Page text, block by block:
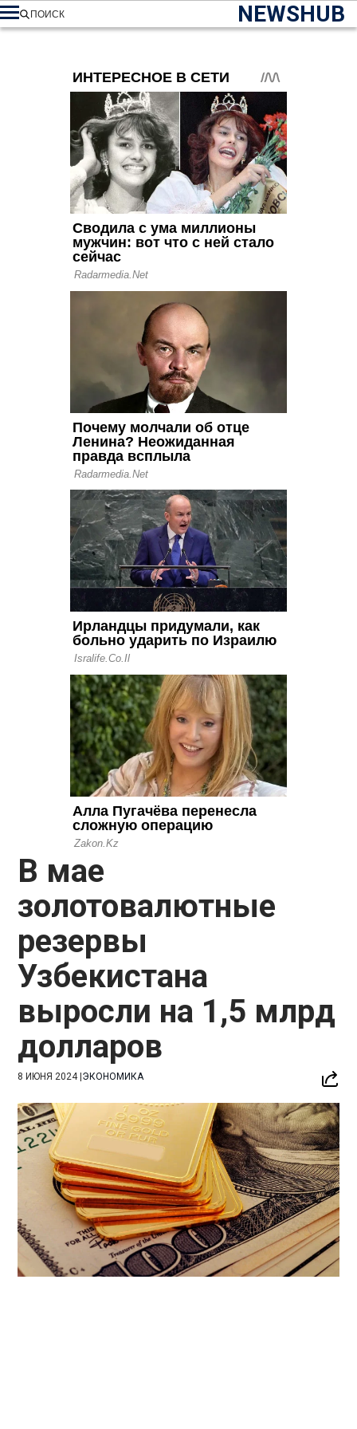
NEWSHUB
ПОИСК
В мае
золотовалютные
резервы
Узбекистана
выросли на 1,5 млрд
долларов
8 ИЮНЯ 2024|ЭКОНОМИКА